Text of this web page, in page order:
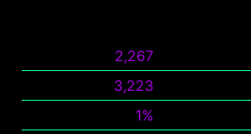
2,267
3,223
1%